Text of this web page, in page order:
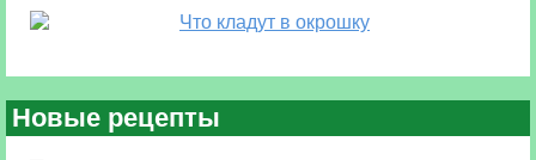
Что кладут в окрошку
Новые рецепты